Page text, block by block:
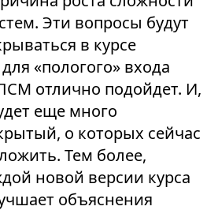
Эти вопросы будут
в курсе
«пологого» входа
отлично подойдет. И,
еще много
о которых сейчас
Тем более,
новой версии курса
объяснения